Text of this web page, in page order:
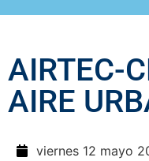
AIRTEC-
AIRE
viernes 12 mayo